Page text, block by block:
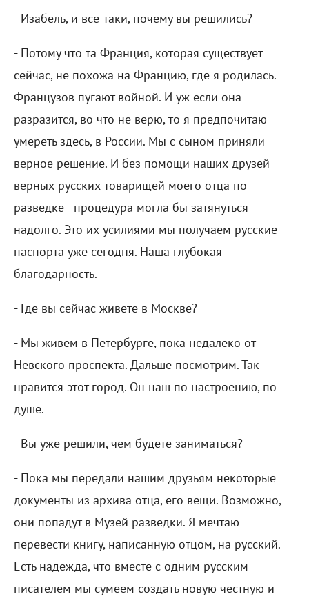
- Изабель, и все-таки, почему вы решились?
- Потому что та Франция, которая существует
сейчас, не похожа на Францию, где я родилась.
Французов пугают войной. И уж если она
разразится, во что не верю, то я предпочитаю
умереть здесь, в России. Мы с сыном приняли
верное решение. И без помощи наших друзей -
верных русских товарищей моего отца по
разведке - процедура могла бы затянуться
надолго. Это их усилиями мы получаем русские
паспорта уже сегодня. Наша глубокая
благодарность.
- Где вы сейчас живете в Москве?
- Мы живем в Петербурге, пока недалеко от
Невского проспекта. Дальше посмотрим. Так
нравится этот город. Он наш по настроению, по
душе.
- Вы уже решили, чем будете заниматься?
- Пока мы передали нашим друзьям некоторые
документы из архива отца, его вещи. Возможно,
они попадут в Музей разведки. Я мечтаю
перевести книгу, написанную отцом, на русский.
Есть надежда, что вместе с одним русским
писателем мы сумеем создать новую честную и